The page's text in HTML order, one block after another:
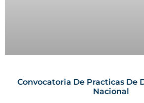
Convocatoria De Practicas De
Nacional